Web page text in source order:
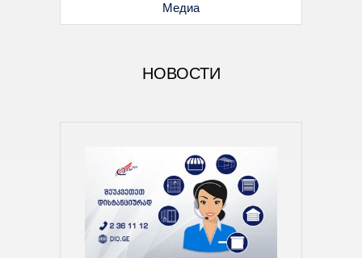
Медиа
НОВОСТИ